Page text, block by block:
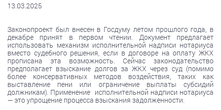
13.03.2025
Законопроект был внесен в Госдуму летом прошлого года, в
декабре принят в первом чтении. Документ предлагает
использовать механизм исполнительной надписи нотариуса
вместо судебного решения, если в договоре на оплату ЖКХ
прописана эта возможность. Сейчас законодательство
предполагает взыскание долгов за ЖКХ через суд (помимо
более консервативных методов воздействия, таких как
выставление пени или ограничение выплаты субсидий
должникам). Применение исполнительной надписи нотариуса
— это упрощение процесса взыскания задолженности.